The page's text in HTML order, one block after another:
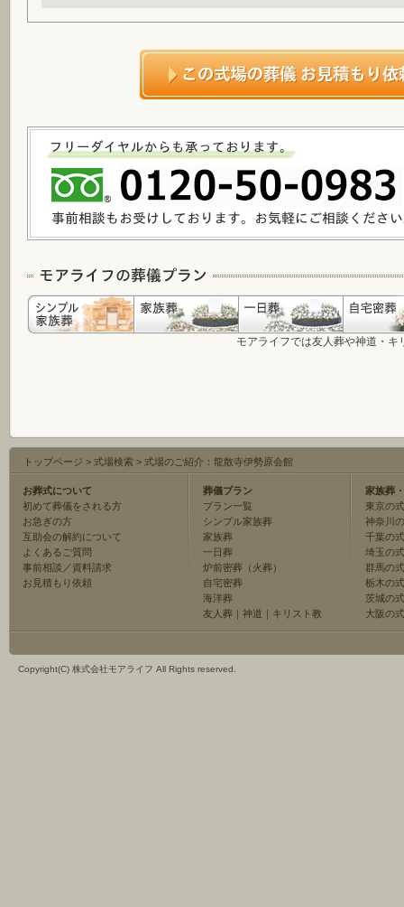
モアライフでは友人葬や神道・
トップページ > 式場検索 > 式場のご紹介：龍散寺伊勢原会館
お葬式について
初めて葬儀をされる方
お急ぎの方
互助会の解約について
よくあるご質問
事前相談／資料請求
お見積もり依頼
葬儀プラン
プラン一覧
シンプル家族葬
家族葬
一日葬
炉前密葬（火葬）
自宅密葬
海洋葬
友人葬 ｜ 神道 ｜ キリスト教
家族葬
東京の
神奈川
千葉の
埼玉の
群馬の
栃木の
茨城の
大阪の
Copyright(C) 株式会社モアライフ All Rights reserved.